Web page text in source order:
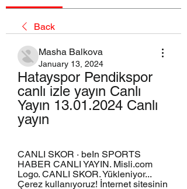
Back
Masha Balkova
January 13, 2024
Hatayspor Pendikspor
canlı izle yayın Canlı
Yayın 13.01.2024 Canlı
yayın
CANLI SKOR · beIn SPORTS
HABER CANLI YAYIN. Misli.com
Logo. CANLI SKOR. Yükleniyor...
Çerez kullanıyoruz! İnternet sitesinin